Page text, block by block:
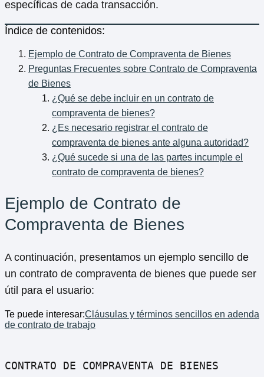
específicas de cada transacción.
Índice de contenidos:
Ejemplo de Contrato de Compraventa de Bienes
Preguntas Frecuentes sobre Contrato de Compraventa
de Bienes
¿Qué se debe incluir en un contrato de
compraventa de bienes?
¿Es necesario registrar el contrato de
compraventa de bienes ante alguna autoridad?
¿Qué sucede si una de las partes incumple el
contrato de compraventa de bienes?
Ejemplo de Contrato de
Compraventa de Bienes
A continuación, presentamos un ejemplo sencillo de
un contrato de compraventa de bienes que puede ser
útil para el usuario:
Te puede interesar:Cláusulas y términos sencillos en adenda
de contrato de trabajo
CONTRATO DE COMPRAVENTA DE BIENES